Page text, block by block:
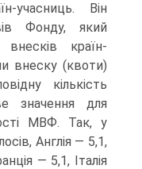
учасниць. Він
Фонду, який
країн-
внеску (квоти)
кількість
значення для
МВФ. Так, у
Англія — 5,1,
— 5,1, Італія